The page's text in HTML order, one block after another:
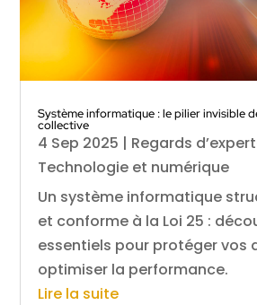
Système informatique : le pilier invisible
collective
4 Sep 2025 | Regards
Technologie et numérique
Un système informatique
et conforme à la Loi 25 :
essentiels pour protéger vos
optimiser la performance.
Lire la suite